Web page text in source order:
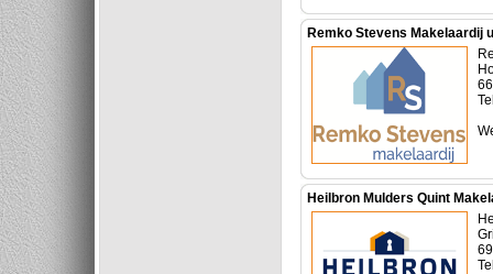
Remko Stevens Makelaardij
Heilbron Mulders Quint